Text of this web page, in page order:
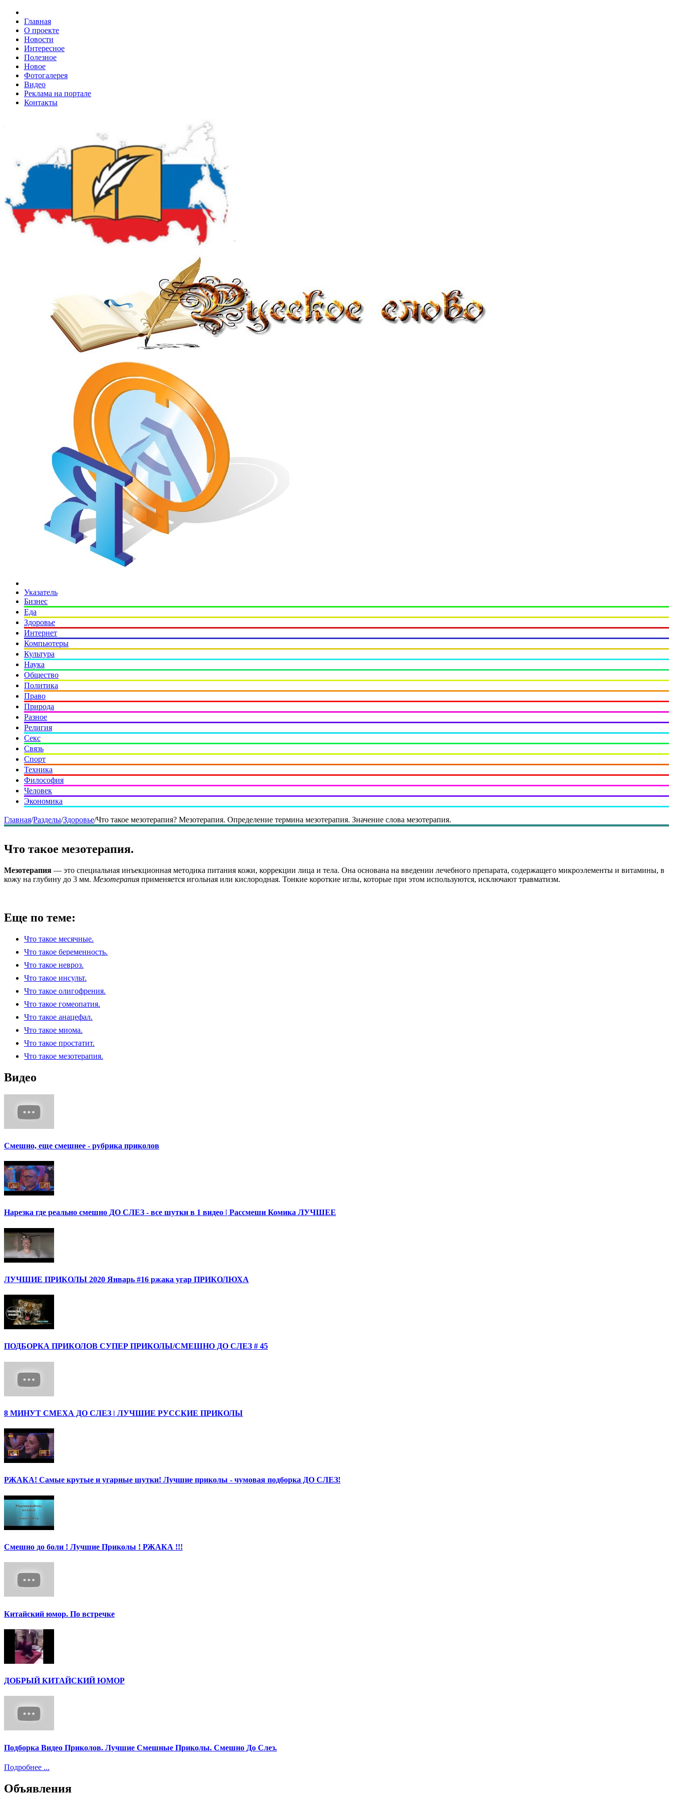
Главная
О проекте
Новости
Интересное
Полезное
Новое
Фотогалерея
Видео
Реклама на портале
Контакты
Указатель
Бизнес
Еда
Здоровье
Интернет
Компьютеры
Культура
Наука
Общество
Политика
Право
Природа
Разное
Религия
Секс
Связь
Спорт
Техника
Философия
Человек
Экономика
Главная/Разделы/Здоровье/Что такое мезотерапия? Мезотерапия. Определение термина мезотерапия. Значение слова мезотерапия.
Что такое мезотерапия.
Мезотерапия — это специальная инъекционная методика питания кожи, коррекции лица и тела. Она основана на введении лечебного препарата, содержащего микроэлементы и витамины, в
кожу на глубину до 3 мм. Мезотерапия применяется игольная или кислородная. Тонкие короткие иглы, которые при этом используются, исключают травматизм.
Еще по теме:
Что такое месячные.
Что такое беременность.
Что такое невроз.
Что такое инсульт.
Что такое олигофрения.
Что такое гомеопатия.
Что такое анацефал.
Что такое миома.
Что такое простатит.
Что такое мезотерапия.
Видео
Смешно, еще смешнее - рубрика приколов
Нарезка где реально смешно ДО СЛЕЗ - все шутки в 1 видео | Рассмеши Комика ЛУЧШЕЕ
ЛУЧШИЕ ПРИКОЛЫ 2020 Январь #16 ржака угар ПРИКОЛЮХА
ПОДБОРКА ПРИКОЛОВ СУПЕР ПРИКОЛЫ/СМЕШНО ДО СЛЕЗ # 45
8 МИНУТ СМЕХА ДО СЛЕЗ | ЛУЧШИЕ РУССКИЕ ПРИКОЛЫ
РЖАКА! Самые крутые и угарные шутки! Лучшие приколы - чумовая подборка ДО СЛЕЗ!
Смешно до боли ! Лучшие Приколы ! РЖАКА !!!
Китайский юмор. По встречке
ДОБРЫЙ КИТАЙСКИЙ ЮМОР
Подборка Видео Приколов. Лучшие Смешные Приколы. Смешно До Слез.
Подробнее ...
Объявления